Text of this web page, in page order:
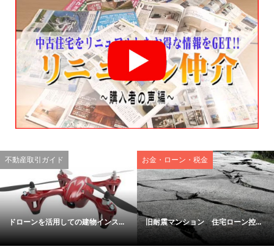
不動産取引ガイド
ドローンを活用しての建物インス...
お金・ローン・税金
旧耐震マンション 住宅ローン控...